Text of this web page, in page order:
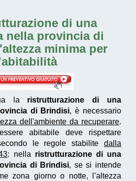
di una
nella provincia di
minima per
la ristrutturazione di una
di Brindisi, è necessario
dell'ambiente da recuperare.
abitabile deve rispettare
le regole stabilite dalla
: nella ristrutturazione di una
di Brindisi, se si intende
zona giorno o notte, l’altezza